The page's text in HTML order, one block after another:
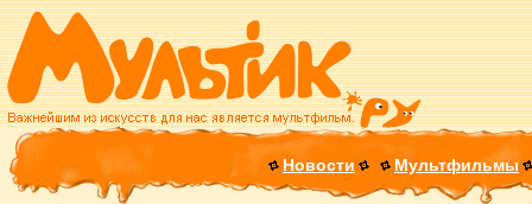
Новости Мультфильмы